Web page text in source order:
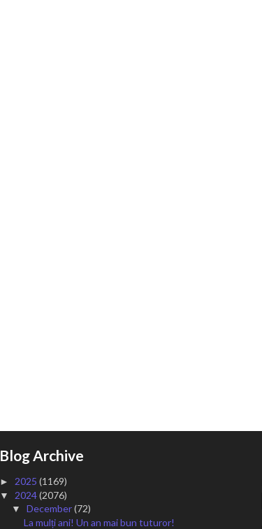
Blog Archive
► 2025 (1169)
▼ 2024(2076)
▼ December(72)
La mulți ani! Un an mai bun tuturor!